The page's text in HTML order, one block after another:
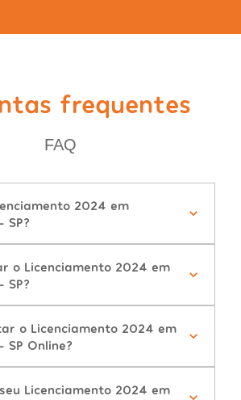
frequentes
FAQ
2024 em
SP?
o Licenciamento 2024 em
SP?
o Licenciamento 2024 em
Online?
Licenciamento 2024 em